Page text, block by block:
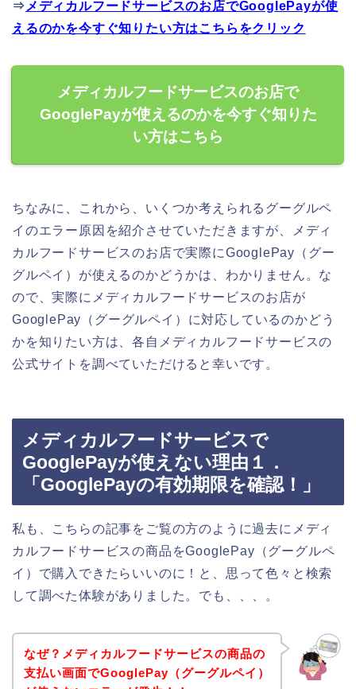
⇒ メディカルフードサービスのお店でGooglePayが使
えるのかを今すぐ知りたい方はこちらをクリック
メディカルフードサービスのお店で
GooglePayが使えるのかを今すぐ知りた
い方はこちら
ちなみに、これから、いくつか考えられるグーグルペ
イのエラー原因を紹介させていただきますが、メディ
カルフードサービスのお店で実際にGooglePay（グー
グルペイ）が使えるのかどうかは、わかりません。な
ので、実際にメディカルフードサービスのお店が
GooglePay（グーグルペイ）に対応しているのかどう
かを知りたい方は、各自メディカルフードサービスの
公式サイトを調べていただけると幸いです。
メディカルフードサービスで
GooglePayが使えない理由１．
「GooglePayの有効期限を確認！」
私も、こちらの記事をご覧の方のように過去にメディ
カルフードサービスの商品をGooglePay（グーグルペ
イ）で購入できたらいいのに！と、思って色々と検索
して調べた体験がありました。でも、、、。
なぜ？メディカルフードサービスの商品の
支払い画面でGooglePay（グーグルペイ）